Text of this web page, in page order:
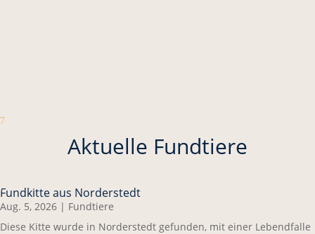
7
Aktuelle Fundtiere
Fundkitte aus Norderstedt
Aug. 5, 2026 | Fundtiere
Diese Kitte wurde in Norderstedt gefunden, mit einer Lebendfalle